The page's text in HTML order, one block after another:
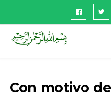
Con motivo